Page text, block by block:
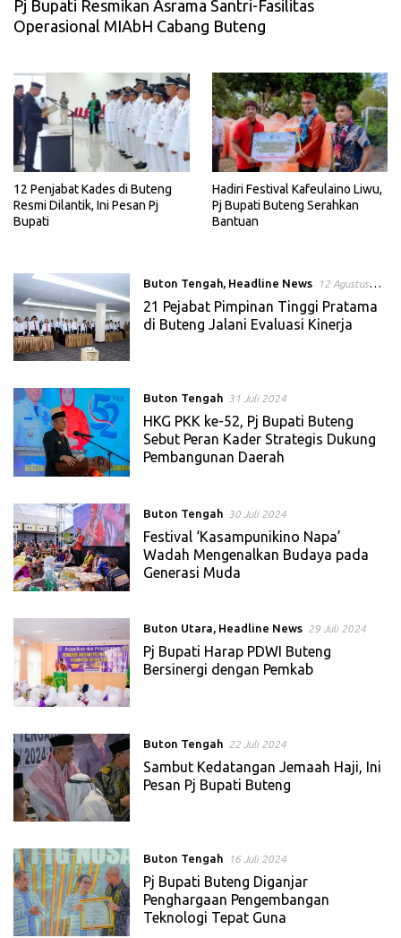
Pj Bupati Resmikan Asrama Santri-Fasilitas
Operasional MIAbH Cabang Buteng
12 Penjabat Kades di Buteng
Resmi Dilantik, Ini Pesan Pj
Bupati
Hadiri Festival Kafeulaino Liwu,
Pj Bupati Buteng Serahkan
Bantuan
Buton Tengah, Headline News
12 Agustus
2024
21 Pejabat Pimpinan Tinggi Pratama
di Buteng Jalani Evaluasi Kinerja
Buton Tengah 31 Juli 2024
HKG PKK ke-52, Pj Bupati Buteng
Sebut Peran Kader Strategis Dukung
Pembangunan Daerah
Buton Tengah 30 Juli 2024
Festival ‘Kasampunikino Napa’
Wadah Mengenalkan Budaya pada
Generasi Muda
Buton Utara, Headline News 29 Juli 2024
Pj Bupati Harap PDWI Buteng
Bersinergi dengan Pemkab
Buton Tengah 22 Juli 2024
Sambut Kedatangan Jemaah Haji, Ini
Pesan Pj Bupati Buteng
Buton Tengah 16 Juli 2024
Pj Bupati Buteng Diganjar
Penghargaan Pengembangan
Teknologi Tepat Guna